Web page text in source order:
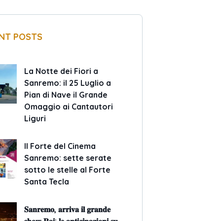
POSTS
La Notte dei Fiori a
Sanremo: il 25 Luglio a
Pian di Nave il Grande
Omaggio ai Cantautori
Liguri
Il Forte del Cinema
Sanremo: sette serate
sotto le stelle al Forte
Santa Tecla
𝐒𝐚𝐧𝐫𝐞𝐦𝐨, 𝐚𝐫𝐫𝐢𝐯𝐚 𝐢𝐥 𝐠𝐫𝐚𝐧𝐝𝐞